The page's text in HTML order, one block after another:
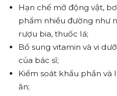
Hạn chế mỡ động vật,
phẩm nhiều đường như
rượu bia, thuốc lá;
Bổ sung vitamin và vi
của bác sĩ;
Kiểm soát khẩu phần
ăn;